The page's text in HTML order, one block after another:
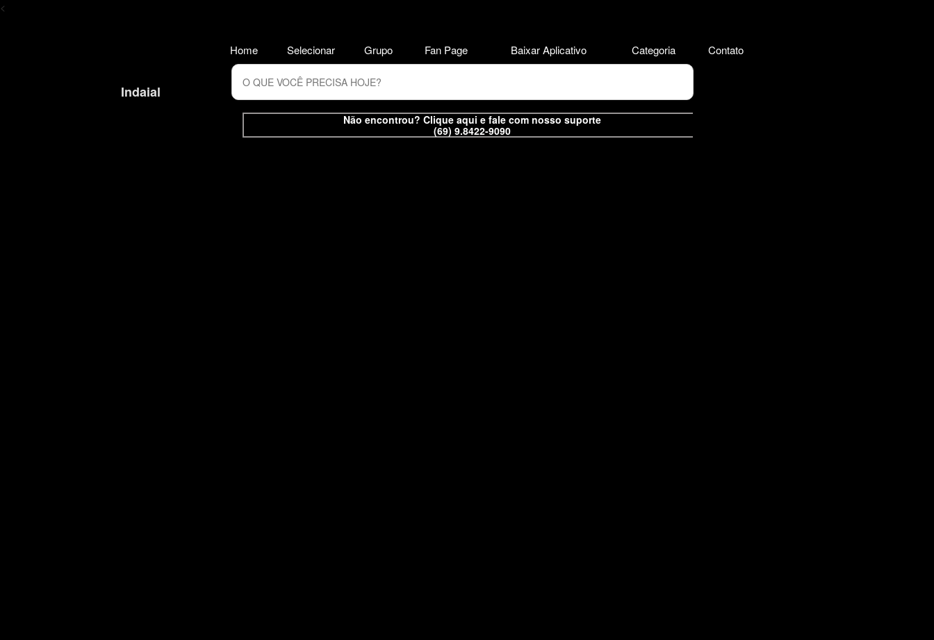
<
Indaial
Não encontrou? Clique aqui e fale com nosso suporte
(69) 9.8422-9090
Home Selecionar Grupo Fan Page Baixar Aplicativo Categoria Contato